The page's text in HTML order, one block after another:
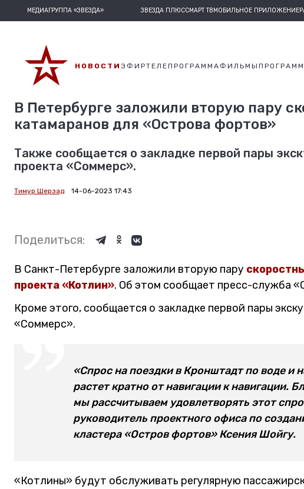
МЕДИАГРУППА «ЗВЕЗДА» ЗВЕЗДА ПЛЮССМАРТ ТВМОБИЛЬНОЕ ПРИЛОЖЕНИЕ
НОВОСТИ ЭФИРТЕЛЕПРОГРАММАФИЛЬМЫ
В Петербурге заложили вторую пару
катамаранов для «Острова фортов»
Также сообщается о закладке первой пары
проекта «Соммерс».
Тимур Шерзад 14-06-2023 17:43
Поделиться:
В Санкт-Петербурге заложили вторую пару
проекта «Котлин». Об этом сообщает пресс-служба
Кроме этого, сообщается о закладке первой пары
«Соммерс».
«Спрос на поездки в Кронштадт по воде и
растет кратно от навигации к навигации.
мы рассчитываем удовлетворять этот
руководитель проектного офиса по
кластера «Остров фортов» Ксения Шойгу.
«Котлины» будут обслуживать регулярную